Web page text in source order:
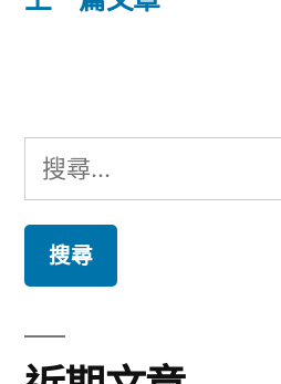
搜
尋
鍵
字: